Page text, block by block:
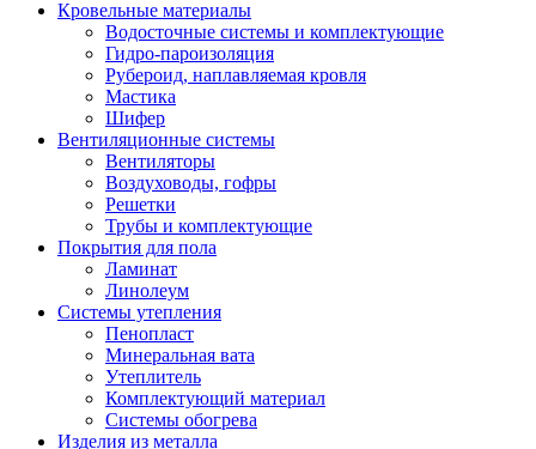
Кровельные материалы
Водосточные системы и комплектующие
Гидро-пароизоляция
Рубероид, наплавляемая кровля
Мастика
Шифер
Вентиляционные системы
Вентиляторы
Воздуховоды, гофры
Решетки
Трубы и комплектующие
Покрытия для пола
Ламинат
Линолеум
Системы утепления
Пенопласт
Минеральная вата
Утеплитель
Комплектующий материал
Системы обогрева
Изделия из металла